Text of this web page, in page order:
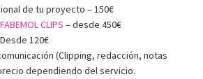
de tu proyecto – 150€
FABEMOL CLIPS – desde 450€
120€
(Clipping, redacción, notas
dependiendo del servicio.